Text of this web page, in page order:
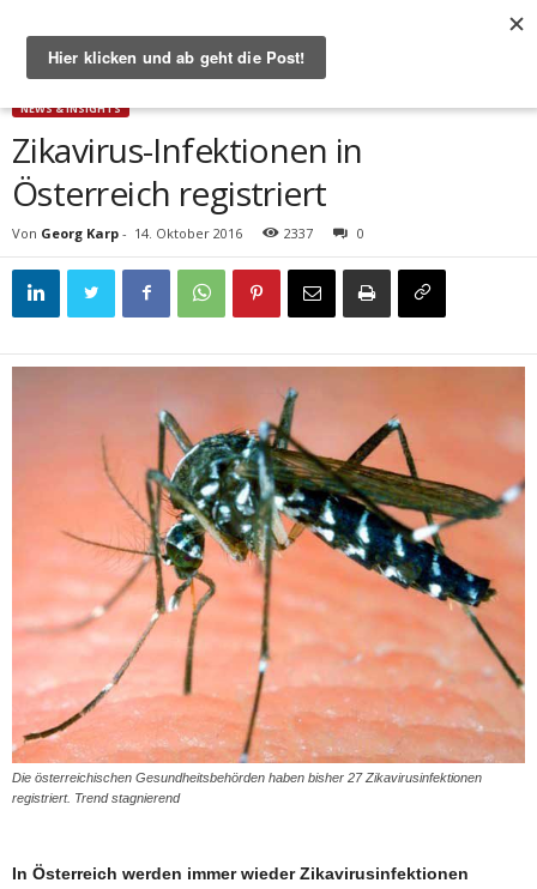
Start News & Insights Zikavirus-Infektionen in Österreich registriert
NEWS & INSIGHTS
Zikavirus-Infektionen in
Österreich registriert
Von Georg Karp - 14. Oktober 2016 2337 0
Die österreichischen Gesundheitsbehörden haben bisher 27 Zikavirusinfektionen
registriert. Trend stagnierend
In Österreich werden immer wieder Zikavirusinfektionen